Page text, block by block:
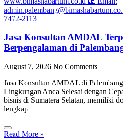
Jasa Konsultan AMDAL
Berpengalaman di
August 7, 2026 No Comments
Jasa Konsultan AMDAL di
Lingkungan Anda Selesai dengan
bisnis di Sumatera Selatan, memiliki
lengkap
Read More »